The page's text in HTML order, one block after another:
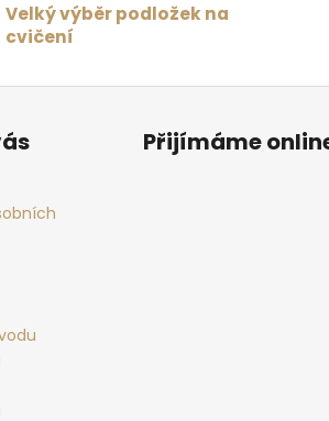
a
í
Velký výběr podložek na
cvičení
Přijímáme